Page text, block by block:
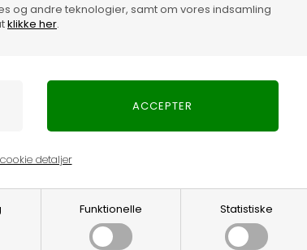
og andre teknologier, samt om vores indsamling
klikke her.
Funktionelle Statistiske
detaljer
Bukser Limar Fracture Elastic Hem Bukser
1.450,00